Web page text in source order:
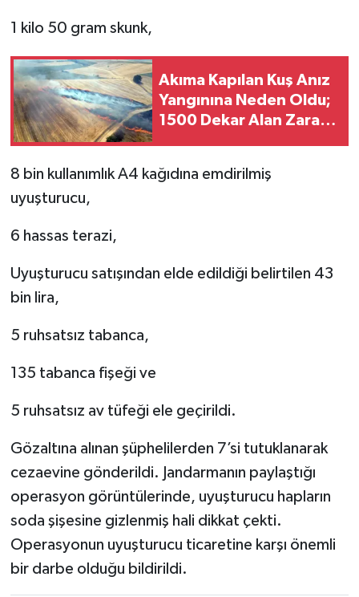
1 kilo 50 gram skunk,
Akıma Kapılan Kuş Anız
Yangınına Neden Oldu;
1500 Dekar Alan Zarar
8 bin kullanımlık A4 kağıdına emdirilmiş
uyuşturucu,
6 hassas terazi,
Uyuşturucu satışından elde edildiği belirtilen 43
bin lira,
5 ruhsatsız tabanca,
135 tabanca fişeği ve
5 ruhsatsız av tüfeği ele geçirildi.
Gözaltına alınan şüphelilerden 7’si tutuklanarak
cezaevine gönderildi. Jandarmanın paylaştığı
operasyon görüntülerinde, uyuşturucu hapların
soda şişesine gizlenmiş hali dikkat çekti.
Operasyonun uyuşturucu ticaretine karşı önemli
bir darbe olduğu bildirildi.